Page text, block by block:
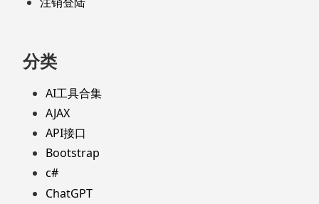
分类
AI工具合集
AJAX
API接口
Bootstrap
c#
ChatGPT